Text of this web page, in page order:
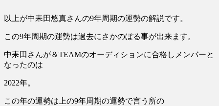
以上が中耒田悠真さんの9年周期の運勢の解説です。
この9年周期の運勢は過去にさかのぼる事が出来ます。
中耒田さんが＆TEAMのオーディションに合格しメンバーと
なったのは
2022年。
この年の運勢は上の9年周期の運勢で言う所の